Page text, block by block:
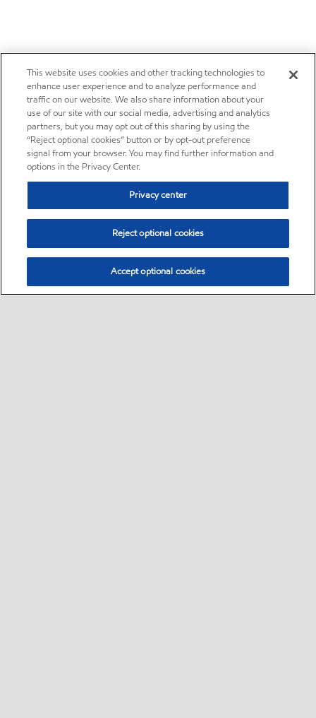
This website uses cookies and other tracking technologies to
enhance user experience and to analyze performance and
traffic on our website. We also share information about your
use of our site with our social media, advertising and analytics
partners, but you may opt out of this sharing by using the
“Reject optional cookies” button or by opt-out preference
signal from your browser. You may find further information and
options in the Privacy Center.
Privacy center
Reject optional cookies
Accept optional cookies